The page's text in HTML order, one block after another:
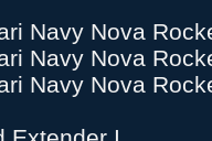
Navy Nova
Navy Nova
Navy Nova